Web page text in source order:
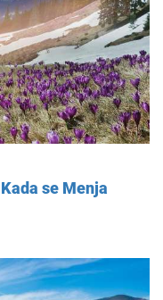
se Menja